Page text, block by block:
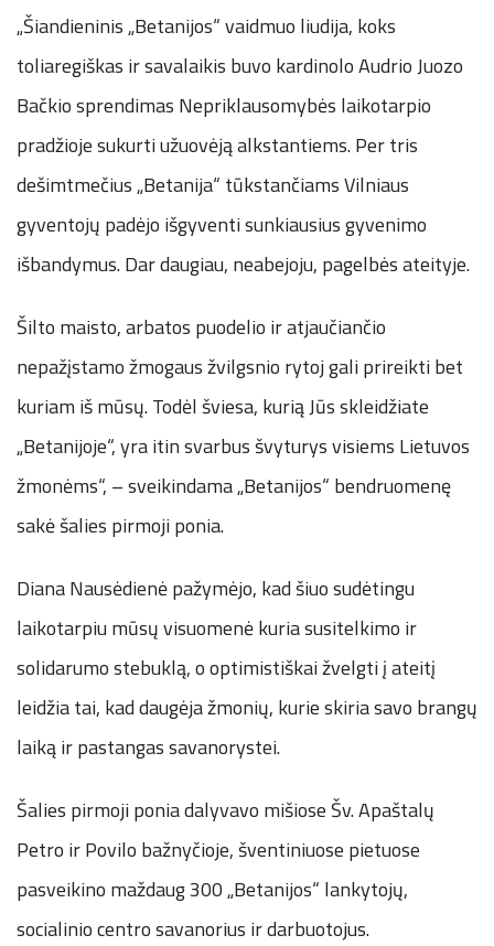
„Šiandieninis „Betanijos“ vaidmuo liudija, koks
toliaregiškas ir savalaikis buvo kardinolo Audrio Juozo
Bačkio sprendimas Nepriklausomybės laikotarpio
pradžioje sukurti užuovėją alkstantiems. Per tris
dešimtmečius „Betanija“ tūkstančiams Vilniaus
gyventojų padėjo išgyventi sunkiausius gyvenimo
išbandymus. Dar daugiau, neabejoju, pagelbės ateityje.
Šilto maisto, arbatos puodelio ir atjaučiančio
nepažįstamo žmogaus žvilgsnio rytoj gali prireikti bet
kuriam iš mūsų. Todėl šviesa, kurią Jūs skleidžiate
„Betanijoje“, yra itin svarbus švyturys visiems Lietuvos
žmonėms“, – sveikindama „Betanijos“ bendruomenę
sakė šalies pirmoji ponia.
Diana Nausėdienė pažymėjo, kad šiuo sudėtingu
laikotarpiu mūsų visuomenė kuria susitelkimo ir
solidarumo stebuklą, o optimistiškai žvelgti į ateitį
leidžia tai, kad daugėja žmonių, kurie skiria savo brangų
laiką ir pastangas savanorystei.
Šalies pirmoji ponia dalyvavo mišiose Šv. Apaštalų
Petro ir Povilo bažnyčioje, šventiniuose pietuose
pasveikino maždaug 300 „Betanijos“ lankytojų,
socialinio centro savanorius ir darbuotojus.